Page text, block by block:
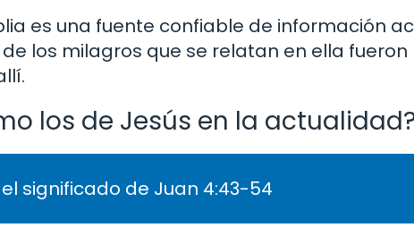
es una fuente confiable de información
los milagros que se relatan en ella fueron
los de Jesús en la
significado de Juan 4:43-54